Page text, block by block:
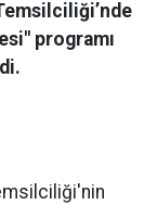
programı